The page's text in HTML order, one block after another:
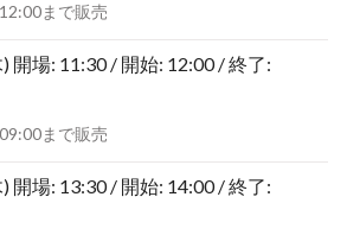
まで販売
開場: 11:30 / 開始: 12:00 / 終了:
まで販売
開場: 13:30 / 開始: 14:00 / 終了: